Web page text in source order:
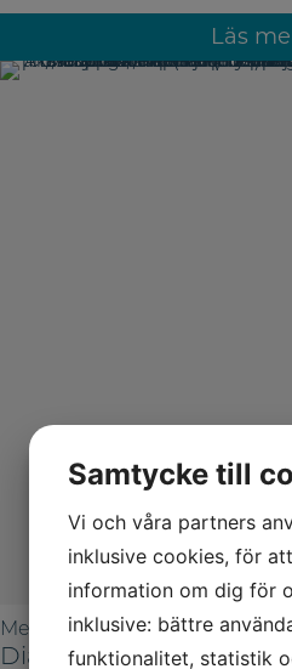
Läs
Metallografisk polering
DiaDoublo Mono 9 µm
Samtycke till
Vi och våra partners
inklusive cookies, för
information om dig för
inklusive: bättre
funktionalitet, statistik